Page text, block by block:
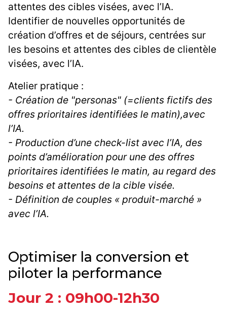
attentes des cibles visées, avec l’IA.
Identifier de nouvelles opportunités de
création d’offres et de séjours, centrées sur
les besoins et attentes des cibles de clientèle
visées, avec l’IA.
Atelier pratique :
- Création de "personas" (=clients fictifs des
offres prioritaires identifiées le matin),avec
l’IA.
- Production d’une check-list avec l’IA, des
points d’amélioration pour une des offres
prioritaires identifiées le matin, au regard des
besoins et attentes de la cible visée.
- Définition de couples « produit-marché »
avec l’IA.
Optimiser la conversion et
piloter la performance
Jour 2 : 09h00-12h30